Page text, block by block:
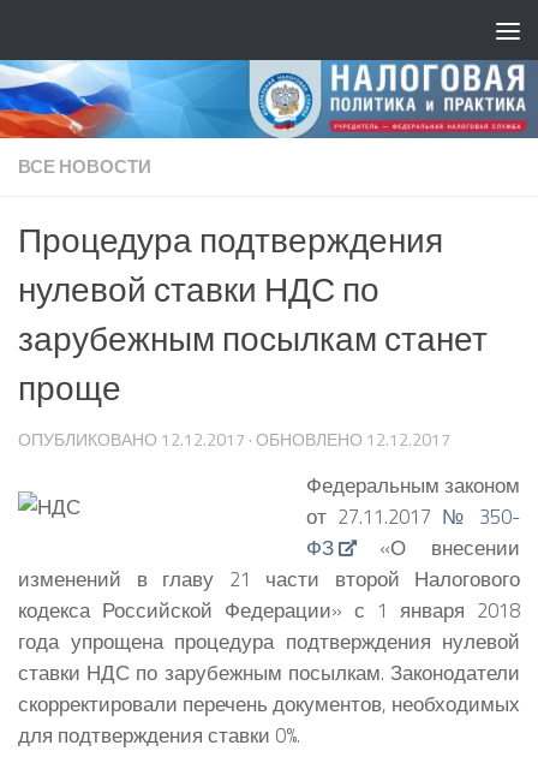
ВСЕ НОВОСТИ
Процедура подтверждения
нулевой ставки НДС по
зарубежным посылкам станет
проще
ОПУБЛИКОВАНО 12.12.2017 · ОБНОВЛЕНО 12.12.2017
Федеральным законом
от 27.11.2017 № 350-
ФЗ
«О внесении
изменений в главу 21 части второй Налогового
кодекса Российской Федерации» с 1 января 2018
года упрощена процедура подтверждения нулевой
ставки НДС по зарубежным посылкам. Законодатели
скорректировали перечень документов, необходимых
для подтверждения ставки 0%.